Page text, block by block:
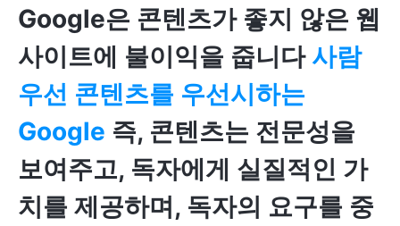
Google은 콘텐츠가 좋지 않은 웹
사이트에 불이익을 줍니다 사람
우선 콘텐츠를 우선시하는
Google 즉, 콘텐츠는 전문성을
보여주고, 독자에게 실질적인 가
치를 제공하며, 독자의 요구를 중